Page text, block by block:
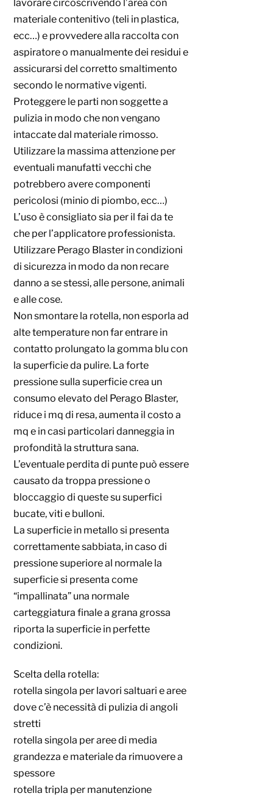
lavorare circoscrivendo l’area con
materiale contenitivo (teli in plastica,
ecc…) e provvedere alla raccolta con
aspiratore o manualmente dei residui e
assicurarsi del corretto smaltimento
secondo le normative vigenti.
Proteggere le parti non soggette a
pulizia in modo che non vengano
intaccate dal materiale rimosso.
Utilizzare la massima attenzione per
eventuali manufatti vecchi che
potrebbero avere componenti
pericolosi (minio di piombo, ecc…)
L’uso è consigliato sia per il fai da te
che per l’applicatore professionista.
Utilizzare Perago Blaster in condizioni
di sicurezza in modo da non recare
danno a se stessi, alle persone, animali
e alle cose.
Non smontare la rotella, non esporla ad
alte temperature non far entrare in
contatto prolungato la gomma blu con
la superficie da pulire. La forte
pressione sulla superficie crea un
consumo elevato del Perago Blaster,
riduce i mq di resa, aumenta il costo a
mq e in casi particolari danneggia in
profondità la struttura sana.
L’eventuale perdita di punte può essere
causato da troppa pressione o
bloccaggio di queste su superfici
bucate, viti e bulloni.
La superficie in metallo si presenta
correttamente sabbiata, in caso di
pressione superiore al normale la
superficie si presenta come
“impallinata” una normale
carteggiatura finale a grana grossa
riporta la superficie in perfette
condizioni.
Scelta della rotella:
rotella singola per lavori saltuari e aree
dove c’è necessità di pulizia di angoli
stretti
rotella singola per aree di media
grandezza e materiale da rimuovere a
spessore
rotella tripla per manutenzione